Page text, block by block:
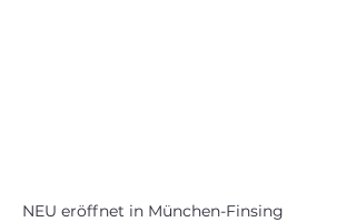
NEU eröffnet in München-Finsing